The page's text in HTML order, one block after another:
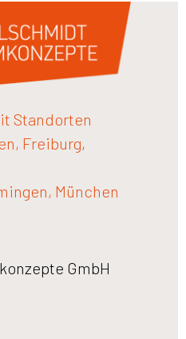
Standorten
Freiburg,
München
GmbH